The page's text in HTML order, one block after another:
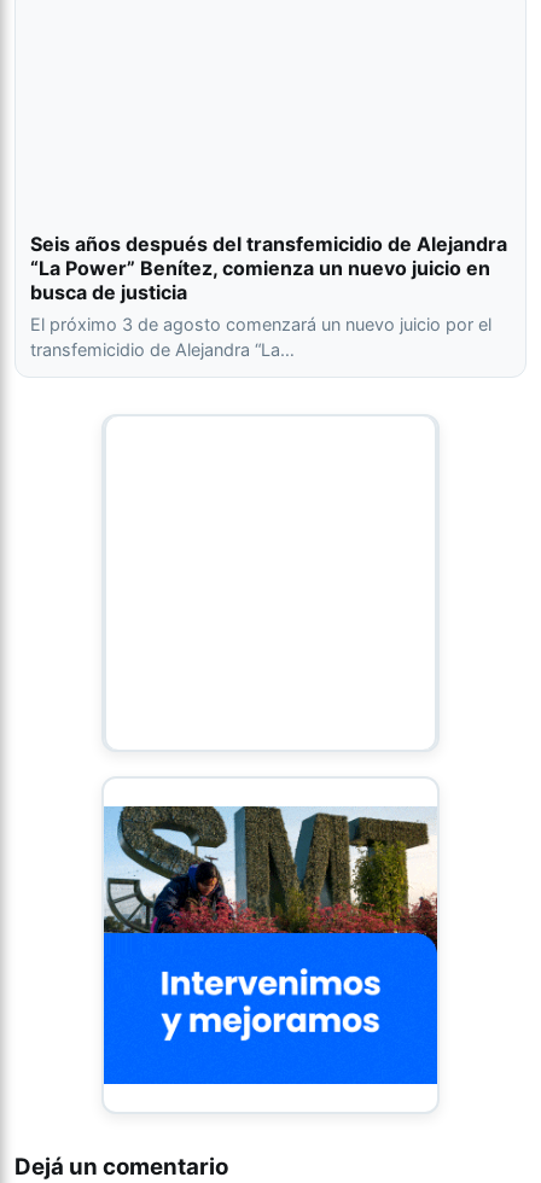
Seis años después del transfemicidio de Alejandra
“La Power” Benítez, comienza un nuevo juicio en
busca de justicia
El próximo 3 de agosto comenzará un nuevo juicio por el
transfemicidio de Alejandra “La…
Dejá un comentario